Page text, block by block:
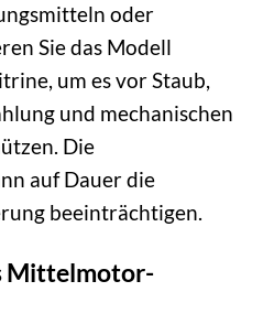
oder
Sie das Modell
um es vor Staub,
und mechanischen
Die
auf Dauer die
beeinträchtigen.
Mittelmotor-